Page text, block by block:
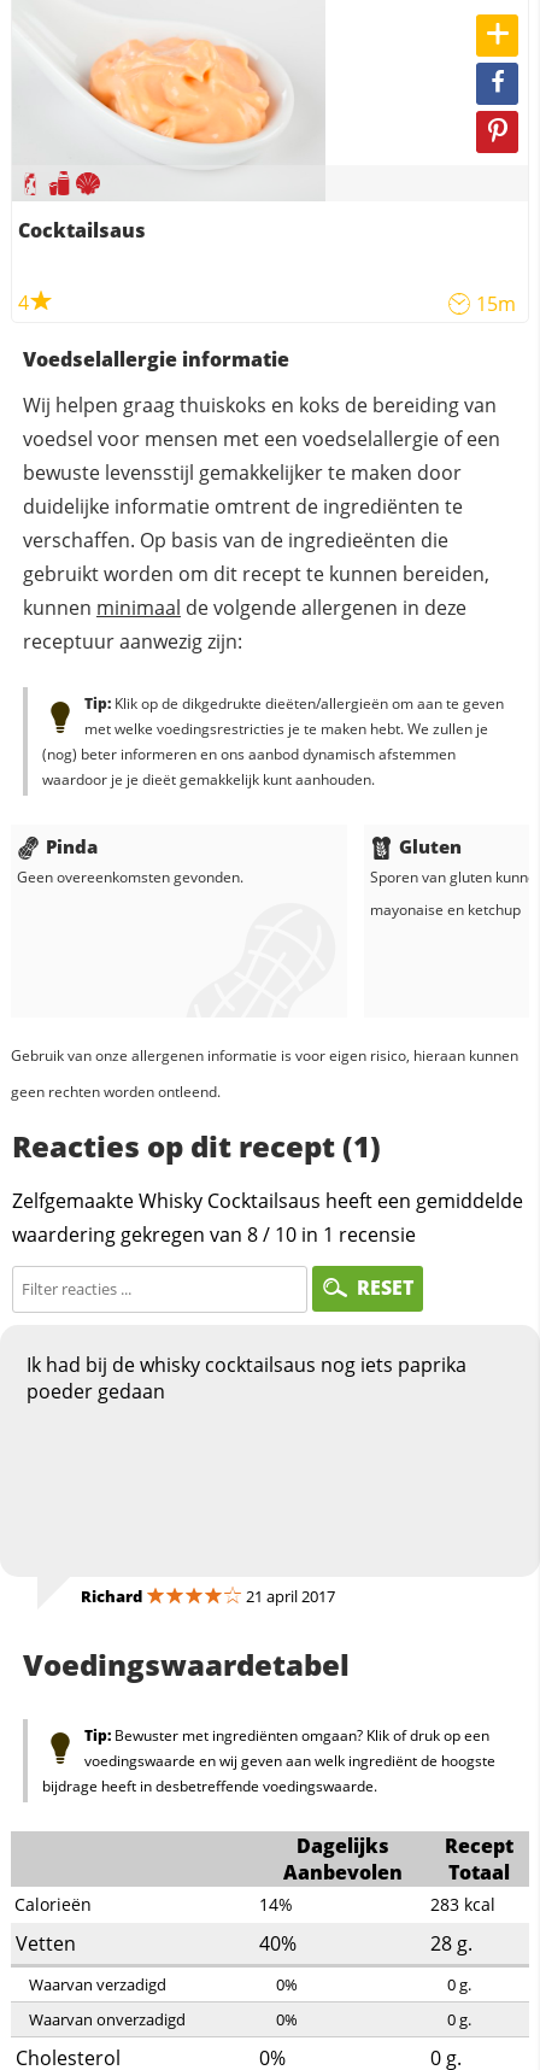
Cocktailsaus
4 15m
Voedselallergie informatie
Wij helpen graag thuiskoks en koks de bereiding van
voedsel voor mensen met een voedselallergie of een
bewuste levensstijl gemakkelijker te maken door
duidelijke informatie omtrent de ingrediënten te
verschaffen. Op basis van de ingredieënten die
gebruikt worden om dit recept te kunnen bereiden,
kunnen minimaal de volgende allergenen in deze
receptuur aanwezig zijn:
Tip:Klik op de dikgedrukte dieëten/allergieën om aan te geven
met welke voedingsrestricties je te maken hebt. We zullen je
(nog) beter informeren en ons aanbod dynamisch afstemmen
waardoor je je dieët gemakkelijk kunt aanhouden.
Pinda
Geen overeenkomsten gevonden.
Gluten
Sporen van gluten
mayonaise en ketchup
Gebruik van onze allergenen informatie is voor eigen risico, hieraan kunnen
geen rechten worden ontleend.
Reacties op dit recept (1)
Zelfgemaakte Whisky Cocktailsaus heeft een gemiddelde
waardering gekregen van 8/ 10 in 1 recensie
RESET
Ik had bij de whisky cocktailsaus nog iets paprika
poeder gedaan
Richard 21 april 2017
Voedingswaardetabel
Tip:Bewuster met ingrediënten omgaan? Klik of druk op een
voedingswaarde en wij geven aan welk ingrediënt de hoogste
bijdrage heeft in desbetreffende voedingswaarde.
Dagelijks
Aanbevolen
Recept
Totaal
Calorieën 14% 283 kcal
Vetten 40% 28 g.
Waarvan verzadigd 0% 0g.
Waarvan onverzadigd
0% 0g.
Cholesterol 0% 0 g.